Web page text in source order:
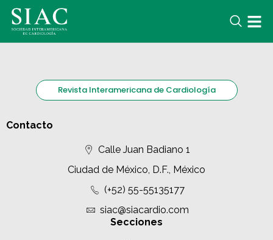
Revista Interamericana de Cardiología
Contacto
Calle Juan Badiano 1
Ciudad de México, D.F., México
(+52) 55-55135177
siac@siacardio.com
Secciones